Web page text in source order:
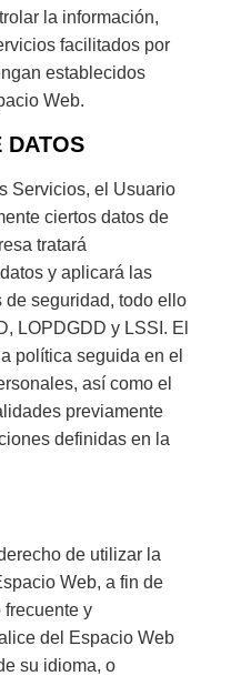
la información,
facilitados por
establecidos
Web.
DATOS
Servicios, el Usuario
ciertos datos de
tratará
y aplicará las
seguridad, todo ello
LOPDGDD y LSSI. El
política seguida en el
así como el
previamente
definidas en la
de utilizar la
Web, a fin de
frecuente y
del Espacio Web
su idioma, o